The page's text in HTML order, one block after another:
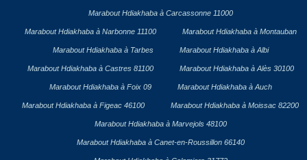
Marabout Hdiakhaba à Carcassonne 11000
Marabout Hdiakhaba à Narbonne 11100 Marabout Hdiakhaba à Montauban
Marabout Hdiakhaba à Tarbes Marabout Hdiakhaba à Albi
Marabout Hdiakhaba à Castres 81100 Marabout Hdiakhaba à Alès 30100
Marabout Hdiakhaba à Foix 09 Marabout Hdiakhaba à Auch
Marabout Hdiakhaba à Figeac 46100 Marabout Hdiakhaba à Moissac 82200
Marabout Hdiakhaba à Marvejols 48100
Marabout Hdiakhaba à Canet-en-Roussillon 66140